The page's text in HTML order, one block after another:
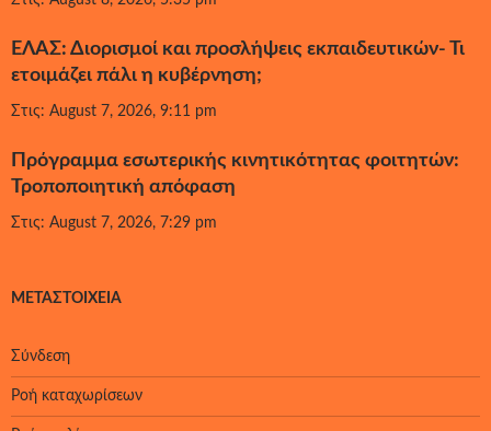
ΕΛΑΣ: Διορισμοί και προσλήψεις εκπαιδευτικών- Τι
ετοιμάζει πάλι η κυβέρνηση;
Στις: August 7, 2026, 9:11 pm
Πρόγραμμα εσωτερικής κινητικότητας φοιτητών:
Τροποποιητική απόφαση
Στις: August 7, 2026, 7:29 pm
ΜΕΤΑΣΤΟΙΧΕΊΑ
Σύνδεση
Ροή καταχωρίσεων